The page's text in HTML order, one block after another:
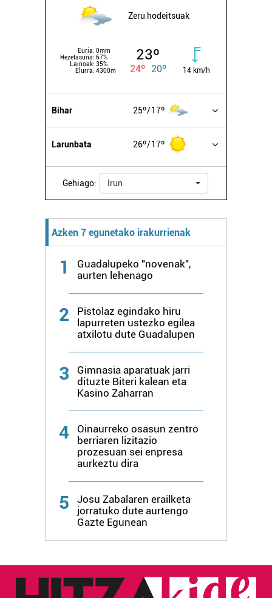
Zeru hodeitsuak
Euria: 0mm
Hezetasuna: 67%
Lainoak: 35%
Elurra: 4300m
23º
24º 20º 14 km/h
Bihar 25º 17º
Larunbata 26º 17º
Gehiago: Irun
Azken 7 egunetako irakurrienak
1
Guadalupeko "novenak",
aurten lehenago
2
Pistolaz egindako hiru
lapurreten ustezko egilea
atxilotu dute Guadalupen
3
Gimnasia aparatuak jarri
dituzte Biteri kalean eta
Kasino Zaharran
4
Oinaurreko osasun zentro
berriaren lizitazio
prozesuan sei enpresa
aurkeztu dira
5
Josu Zabalaren erailketa
jorratuko dute aurtengo
Gazte Egunean